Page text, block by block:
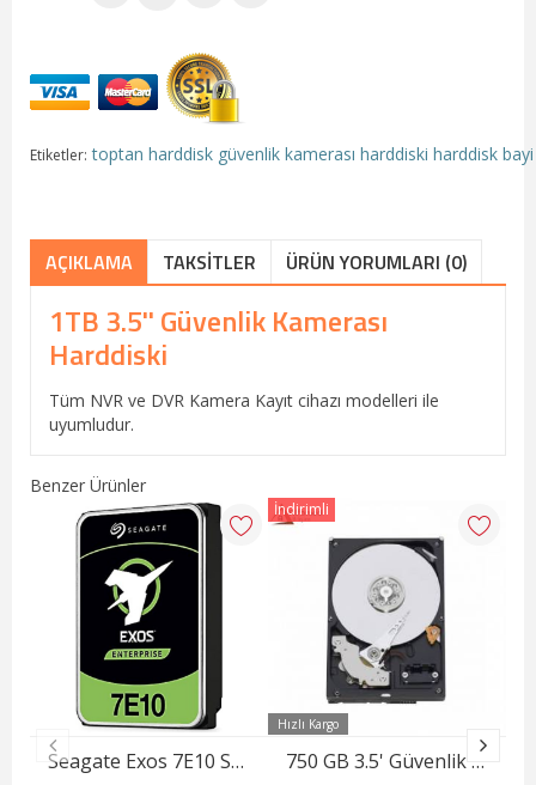
Etiketler: toptan harddisk güvenlik kamerası harddiski harddisk bayi
AÇIKLAMA TAKSITLER ÜRÜN YORUMLARI (0)
1TB 3.5'' Güvenlik Kamerası
Harddiski
Tüm NVR ve DVR Kamera Kayıt cihazı modelleri ile
uyumludur.
Benzer Ürünler
Seagate Exos 7E10 ST10000NM017B 3.5" 10 TB 7200 RPM 256 MB SATA 3 HDD
Hızlı Kargo
750 GB 3.5' Güvenlik Kamerası Harddiski
İndirimli